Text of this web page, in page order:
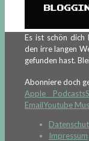
Es ist schön dich
den irre langen
gefunden hast.
Abonniere doch
Apple Podcasts
EmailYoutube
Impressum